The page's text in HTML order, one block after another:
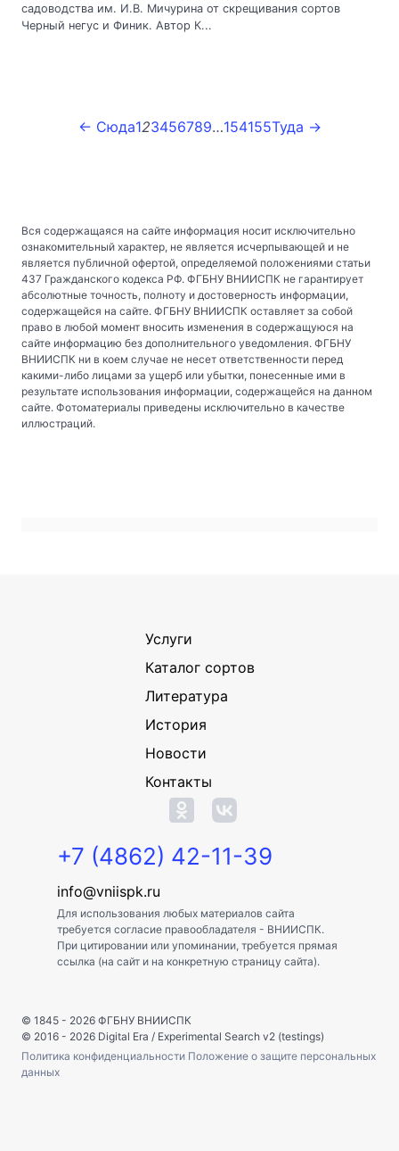
садоводства им. И.В. Мичурина от скрещивания сортов
Черный негус и Финик. Автор К...
← Сюда123456789…154155Туда →
Вся содержащаяся на сайте информация носит исключительно
ознакомительный характер, не является исчерпывающей и не
является публичной офертой, определяемой положениями статьи
437 Гражданского кодекса РФ. ФГБНУ ВНИИСПК не гарантирует
абсолютные точность, полноту и достоверность информации,
содержащейся на сайте. ФГБНУ ВНИИСПК оставляет за собой
право в любой момент вносить изменения в содержащуюся на
сайте информацию без дополнительного уведомления. ФГБНУ
ВНИИСПК ни в коем случае не несет ответственности перед
какими-либо лицами за ущерб или убытки, понесенные ими в
результате использования информации, содержащейся на данном
сайте. Фотоматериалы приведены исключительно в качестве
иллюстраций.
Услуги
Каталог сортов
Литература
История
Новости
Контакты
+7 (4862) 42-11-39
info@vniispk.ru
Для использования любых материалов сайта
требуется согласие правообладателя - ВНИИСПК.
При цитировании или упоминании, требуется прямая
ссылка (на сайт и на конкретную страницу сайта).
© 1845 - 2026 ФГБНУ ВНИИСПК
© 2016 - 2026 Digital Era / Experimental Search v2 (testings)
Политика конфиденциальности Положение о защите персональных
данных